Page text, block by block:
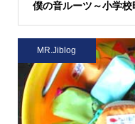
僕の音ルーツ～小学校
MR.Jiblog